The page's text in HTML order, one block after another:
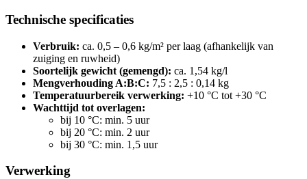
Technische specificaties
Verbruik: ca. 0,5 – 0,6 kg/m² per laag (afhankelijk van
zuiging en ruwheid)
Soortelijk gewicht (gemengd): ca. 1,54 kg/l
Mengverhouding A:B:C: 7,5 : 2,5 : 0,14 kg
Temperatuurbereik verwerking: +10 °C tot +30 °C
Wachttijd tot overlagen:
bij 10 °C: min. 5 uur
bij 20 °C: min. 2 uur
bij 30 °C: min. 1,5 uur
Verwerking